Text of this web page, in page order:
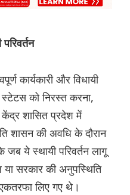
कार्यकारी और विधायी
को निरस्त करना,
शासित प्रदेश में
शासन की अवधि के दौरान
ये स्थायी परिवर्तन लागू
सरकार की अनुपस्थिति
एकतरफा लिए गए थे।